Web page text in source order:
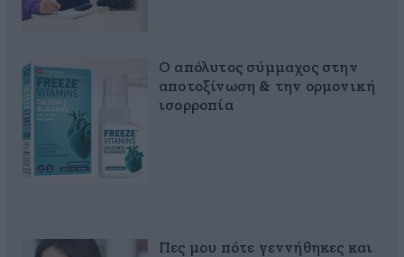
Ο απόλυτος σύμμαχος στην
αποτοξίνωση & την ορμονική
ισορροπία
Πες μου πότε γεννήθηκες και